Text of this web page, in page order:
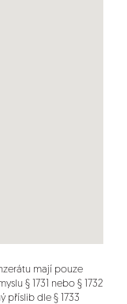
mají pouze
§ 1731 nebo § 1732
příslib dle § 1733